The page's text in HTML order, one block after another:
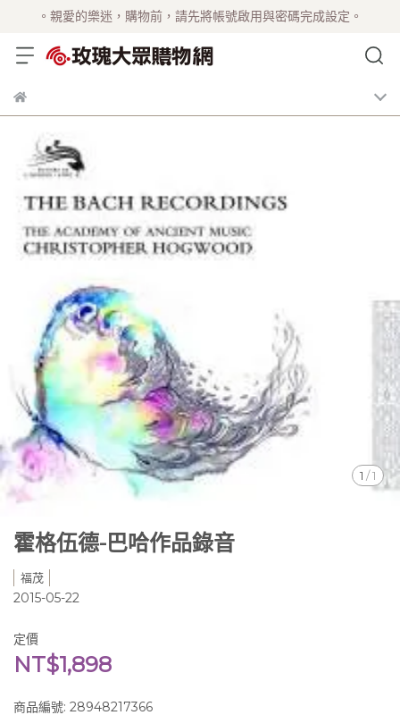
。親愛的樂迷，購物前，請先將帳號啟用與密碼完成設定。
1 /1
霍格伍德-巴哈作品錄音
福茂
2015-05-22
定價
NT$1,898
商品編號: 28948217366